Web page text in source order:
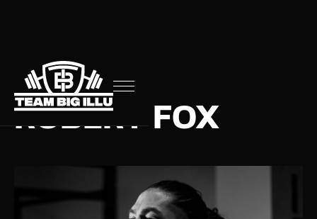
TRAINER
ROBERT FOX